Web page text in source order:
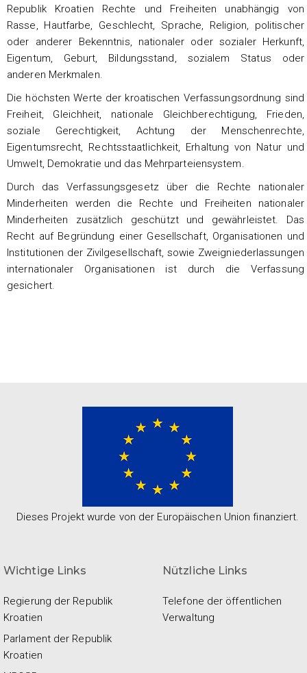
Republik Kroatien Rechte und Freiheiten unabhängig von
Rasse, Hautfarbe, Geschlecht, Sprache, Religion, politischer
oder anderer Bekenntnis, nationaler oder sozialer Herkunft,
Eigentum, Geburt, Bildungsstand, sozialem Status oder
anderen Merkmalen.
Die höchsten Werte der kroatischen Verfassungsordnung sind
Freiheit, Gleichheit, nationale Gleichberechtigung, Frieden,
soziale Gerechtigkeit, Achtung der Menschenrechte,
Eigentumsrecht, Rechtsstaatlichkeit, Erhaltung von Natur und
Umwelt, Demokratie und das Mehrparteiensystem.
Durch das Verfassungsgesetz über die Rechte nationaler
Minderheiten werden die Rechte und Freiheiten nationaler
Minderheiten zusätzlich geschützt und gewährleistet. Das
Recht auf Begründung einer Gesellschaft, Organisationen und
Institutionen der Zivilgesellschaft, sowie Zweigniederlassungen
internationaler Organisationen ist durch die Verfassung
gesichert.
Dieses Projekt wurde von der Europäischen Union finanziert.
Wichtige Links
Regierung der Republik
Kroatien
Parlament der Republik
Kroatien
Nützliche Links
Telefone der öffentlichen
Verwaltung